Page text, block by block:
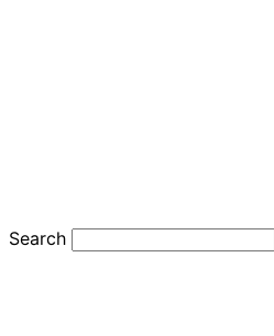
Search